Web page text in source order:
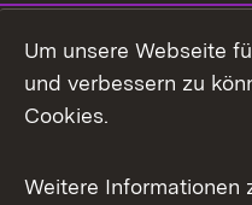
Facebook
X / Twitter
Um unsere Webseite
und verbessern zu
Cookies.
Weitere Informationen